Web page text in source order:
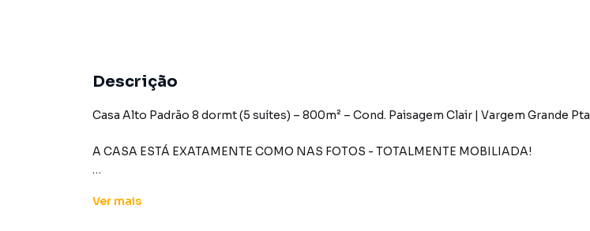
Descrição
Casa Alto Padrão 8 dormt (5 suítes) – 800m² – Cond. Paisagem Clair | Vargem Grande Pta
A CASA ESTÁ EXATAMENTE COMO NAS FOTOS - TOTALMENTE MOBILIADA!
Ver mais